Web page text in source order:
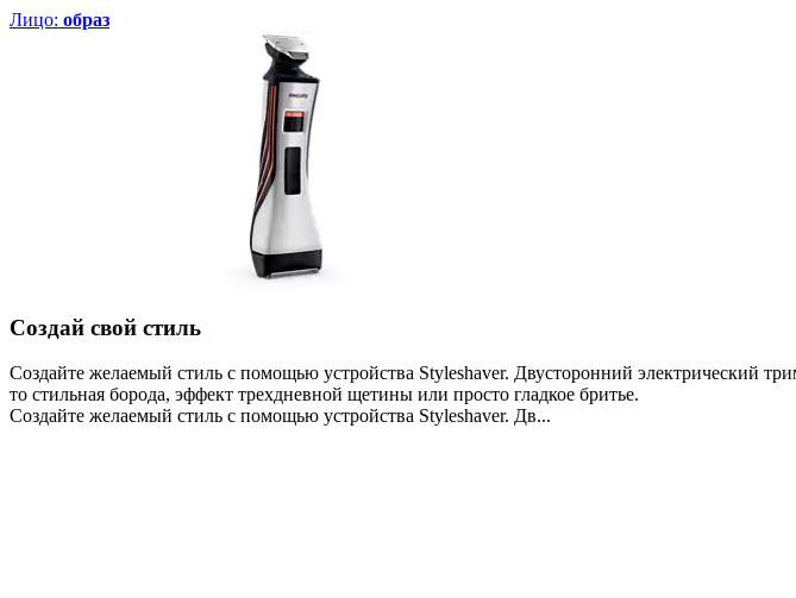
Лицо: образ
Создай свой стиль
Создайте желаемый стиль с помощью устройства Styleshaver. Двусторонний электрический
то стильная борода, эффект трехдневной щетины или просто гладкое бритье.
Создайте желаемый стиль с помощью устройства Styleshaver. Дв...